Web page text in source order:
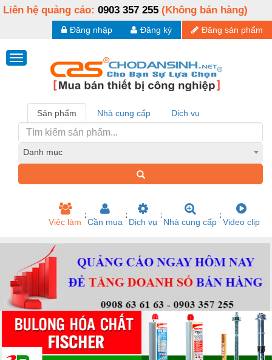
Liên hệ quảng cáo: 0903 357 255 (Không bán hàng)
Đăng sản phẩm
Đăng ký
Đăng nhập
Sản phẩm Nhà cung cấp Dịch vụ
Danh mục
Việc làm Cần mua Dịch vụ Nhà cung cấp Video clip